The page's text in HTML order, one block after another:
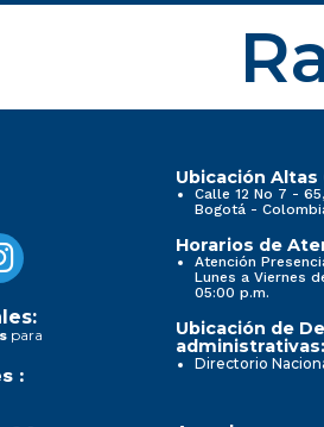
para
:
Ubicación
Calle 12 No 7 -
Bogotá -
Horarios de
Atención
Lunes a Viernes
05:00 p.m.
Ubicación de
administrativas:
Directorio